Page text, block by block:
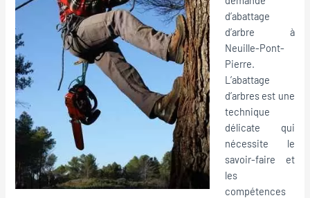
d’abattage
d’arbre à
Neuille-Pont-
Pierre.
L’abattage
d’arbres est une
technique
délicate qui
nécessite le
savoir-faire et
les
compétences